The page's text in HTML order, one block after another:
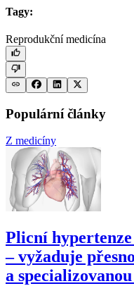
Tagy:
Reprodukční medicína
Populární články
Z medicíny
Plicní
–⁠ vyžaduje
a